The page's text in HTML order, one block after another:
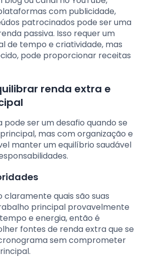
com publicidade,
patrocinados pode ser uma
passiva. Isso requer um
de tempo e criatividade, mas
pode proporcionar receitas
renda extra e
ser um desafio quando se
mas com organização e
manter um equilíbrio saudável
claramente quais são suas
principal provavelmente
e energia, então é
fontes de renda extra que se
sem comprometer